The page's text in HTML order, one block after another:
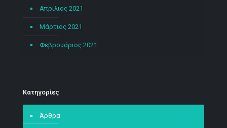
Απρίλιος 2021
Μάρτιος 2021
Φεβρουάριος 2021
Kατηγορίες
Άρθρα